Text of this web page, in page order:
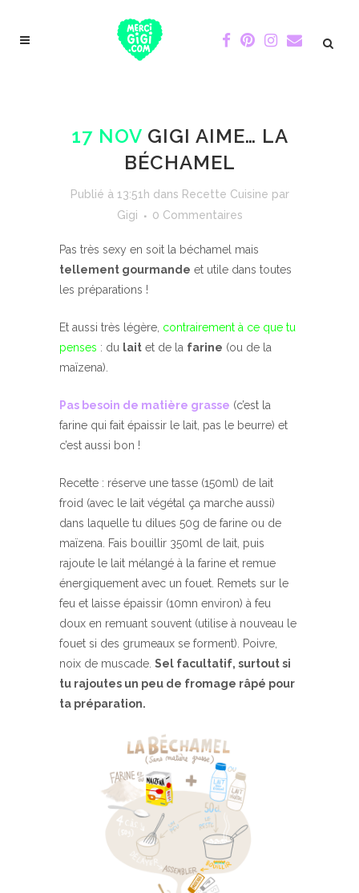
17 NOVGIGI AIME… LA
BÉCHAMEL
Publié à 13:51h dans Recette Cuisine par
Gigi
0 Commentaires
Pas très sexy en soit la béchamel mais
tellement gourmande et utile dans toutes
les préparations !
Et aussi très légère, contrairement à ce que tu
penses : du lait et de la farine (ou de la
maïzena).
Pas besoin de matière grasse (c’est la
farine qui fait épaissir le lait, pas le beurre) et
c’est aussi bon !
Recette : réserve une tasse (150ml) de lait
froid (avec le lait végétal ça marche aussi)
dans laquelle tu dilues 50g de farine ou de
maïzena. Fais bouillir 350ml de lait, puis
rajoute le lait mélangé à la farine et remue
énergiquement avec un fouet. Remets sur le
feu et laisse épaissir (10mn environ) à feu
doux en remuant souvent (utilise à nouveau le
fouet si des grumeaux se forment). Poivre,
noix de muscade. Sel facultatif, surtout si
tu rajoutes un peu de fromage râpé pour
ta préparation.